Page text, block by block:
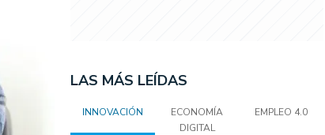
LAS MÁS LEÍDAS
INNOVACIÓN
ECONOMÍA
DIGITAL
EMPLEO 4.0